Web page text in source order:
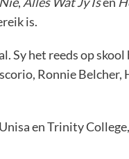
is.
Sy het reeds op
Ronnie
en Trinity